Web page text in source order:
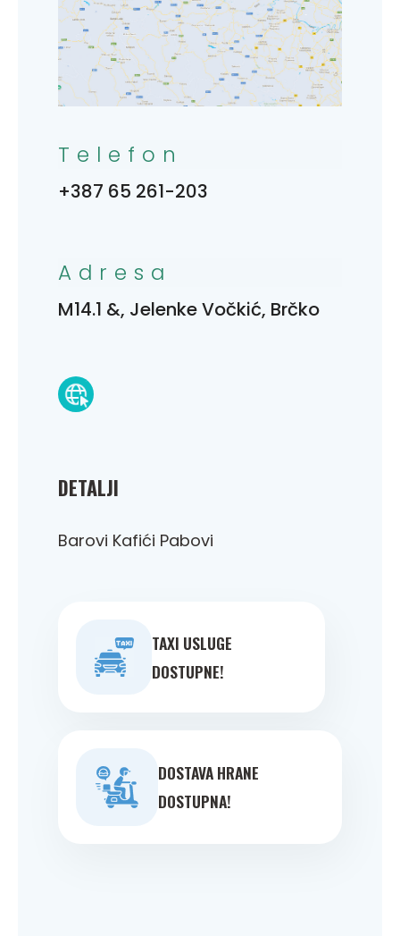
DETALJI
Barovi Kafići Pabovi
TAXI USLUGE
DOSTUPNE!
DOSTAVA HRANE
DOSTUPNA!
Telefon
+387 65 261-203
Adresa
M14.1 &, Jelenke Vočkić, Brčko